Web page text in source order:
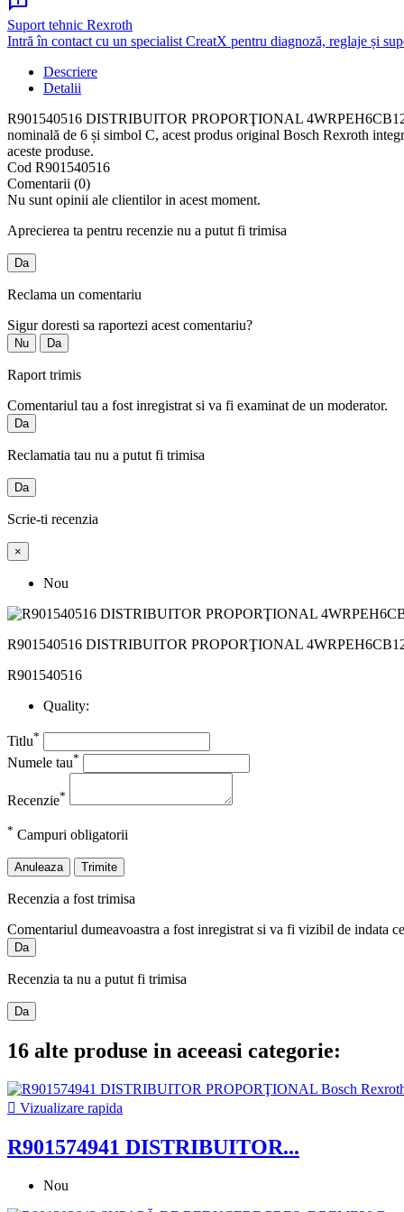
Suport tehnic Rexroth
Intră în contact cu un specialist CreatX pentru diagnoză, reglaje și
Descriere
Detalii
R901540516 DISTRIBUITOR PROPORŢIONAL
nominală de 6 și simbol C, acest produs original Bosch Rexroth
aceste produse.
Cod R901540516
Comentarii (0)
Nu sunt opinii ale clientilor in acest moment.
Aprecierea ta pentru recenzie nu a putut fi trimisa
Da
Reclama un comentariu
Sigur doresti sa raportezi acest comentariu?
Nu Da
Raport trimis
Comentariul tau a fost inregistrat si va fi examinat de un moderator.
Da
Reclamatia tau nu a putut fi trimisa
Da
Scrie-ti recenzia
×
Nou
R901540516 DISTRIBUITOR PROPORŢIONAL
R901540516
Quality:
Titlu*
Numele tau*
Recenzie*
* Campuri obligatorii
Anuleaza Trimite
Recenzia a fost trimisa
Comentariul dumeavoastra a fost inregistrat si va fi vizibil de indata
Da
Recenzia ta nu a putut fi trimisa
Da
16 alte produse in aceeasi categorie:
 Vizualizare rapida
R901574941 DISTRIBUITOR...
Nou